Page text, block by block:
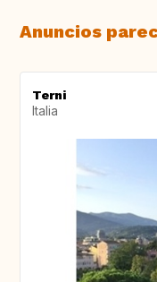
Anuncios
Terni
Italia